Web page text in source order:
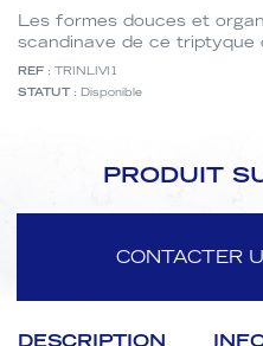
Les formes douces et
scandinave de ce triptyque
REF : TRINLIVI1
STATUT: Disponible
PRODUIT
CONTACTER
DESCRIPTION